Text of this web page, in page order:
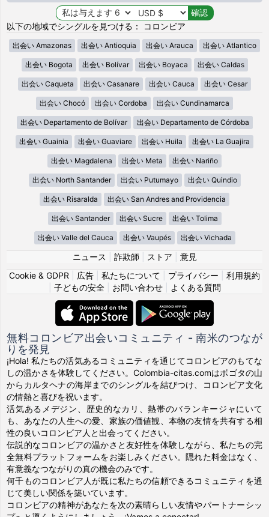
以下の地域でシングルを見つける： コロンビア
出会い Amazonas 出会い Antioquia 出会い Arauca 出会い Atlantico
出会い Bogota 出会い Bolívar 出会い Boyaca 出会い Caldas
出会い Caqueta 出会い Casanare 出会い Cauca 出会い Cesar
出会い Chocó 出会い Cordoba 出会い Cundinamarca
出会い Departamento de Bolívar 出会い Departamento de Córdoba
出会い Guainia 出会い Guaviare 出会い Huila 出会い La Guajira
出会い Magdalena 出会い Meta 出会い Nariño
出会い North Santander 出会い Putumayo 出会い Quindio
出会い Risaralda 出会い San Andres and Providencia
出会い Santander 出会い Sucre 出会い Tolima
出会い Valle del Cauca 出会い Vaupés 出会い Vichada
ニュース 詐欺師 ストア
意見
Cookie & GDPR
広告 私たちについて プライバシー
利用規約
子どもの安全| お問い合わせ| よくある質問
無料コロンビア出会いコミュニティ - 南米のつなが
りを発見
¡Hola! 私たちの活気あるコミュニティを通じてコロンビアのもてな
しの温かさを体験してください。Colombia-citas.comはボゴタの山
からカルタヘナの海岸までのシングルを結びつけ、コロンビア文化
の情熱と喜びを祝います。
活気あるメデジン、歴史的なカリ、熱帯のバランキージャにいて
も、あなたの人生への愛、家族の価値観、本物の友情を共有する相
性の良いコロンビア人と出会ってください。
伝説的なコロンビアの温かさと友好性を体験しながら、私たちの完
全無料プラットフォームをお楽しみください。隠れた料金はなく、
有意義なつながりの真の機会のみです。
何千ものコロンビア人が既に私たちの信頼できるコミュニティを通
じて美しい関係を築いています。
コロンビアの精神があなたを次の素晴らしい友情やパートナーシッ